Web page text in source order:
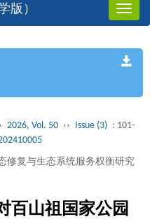
Toggle
版）
2026, Vol. 50 ›› Issue (3) : 101-
修复与生态系统服务权衡研究
百山祖国家公园